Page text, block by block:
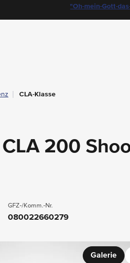
"Oh-mein-Gott-
CLA-Klasse
200
GFZ-/Komm.-Nr.
080022660279
Galerie